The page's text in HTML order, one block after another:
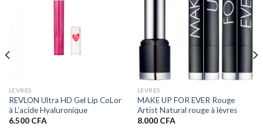
LEVRES
REVLON Ultra HD Gel Lip CoLor
à L’acide Hyaluronique
6.500 CFA
LEVRES
MAKE UP FOR EVER Rouge
Artist Natural rouge à lèvres
8.000 CFA